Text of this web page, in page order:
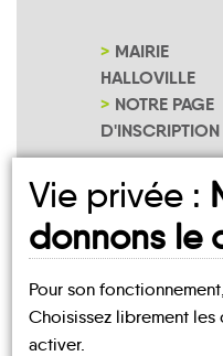
MAIRIE
HALLOVILLE
NOTRE PAGE
D'INSCRIPTION
Vie privée :
donnons le
Pour son
Choisissez librement
activer.